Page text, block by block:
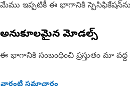
మేము ఇప్పటికీ ఈ భాగానికి
అనుకూలమైన మోడల్స్
ఈ భాగానికి సంబంధించి ప్రస్తుతం మా
వారంటీ సమాచారం